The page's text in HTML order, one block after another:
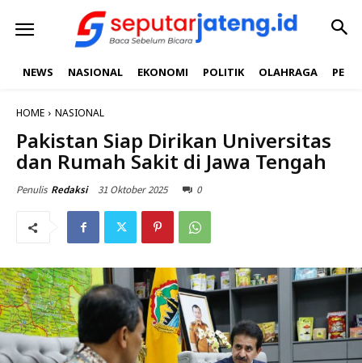
NEWS NASIONAL EKONOMI POLITIK OLAHRAGA
HOME NASIONAL
Pakistan Siap Dirikan Universitas
dan Rumah Sakit di Jawa Tengah
Penulis Redaksi 31 Oktober 2025 0